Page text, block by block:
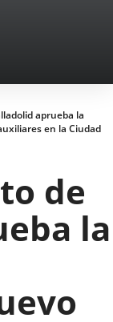
aprueba la
en la Ciudad
de
la